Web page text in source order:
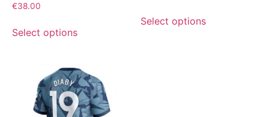
€38.00
Select options
Select options